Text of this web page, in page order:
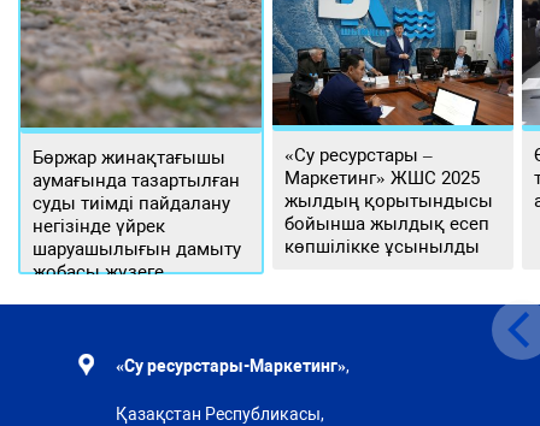
Бөржар жинақтағышы
аумағында тазартылған
суды тиімді пайдалану
негізінде үйрек
шаруашылығын дамыту
жобасы жүзеге
«Су ресурстары –
Маркетинг» ЖШС 2025
жылдың қорытындысы
бойынша жылдық есеп
көпшілікке ұсынылды
«Су ресурстары-Маркетинг»,
Қазақстан Республикасы,